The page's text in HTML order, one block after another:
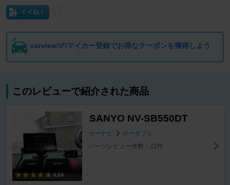
イイね！
carview!のマイカー登録でお得なクーポンを獲得しよう
このレビューで紹介された商品
4.64
SANYO NV-SB550DT
カーナビ
ポータブル
パーツレビュー件数：22件